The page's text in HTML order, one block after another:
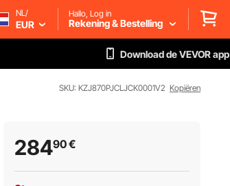
NL/
EUR
Hallo, Log in
Rekening & Bestelling
Download de VEVOR app
SKU: KZJ870PJCLJCK0001V2 Kopiëren
28490€